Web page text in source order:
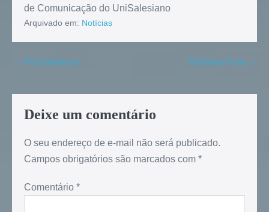
de Comunicação do UniSalesiano
Arquivado em: Notícias
← Post Anterior Próximo Post →
Deixe um comentário
O seu endereço de e-mail não será publicado.
Campos obrigatórios são marcados com *
Comentário *